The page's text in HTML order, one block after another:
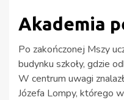
Akademia
Po zakończonej Mszy
budynku szkoły, gdzie
W centrum uwagi
Józefa Lompy, którego